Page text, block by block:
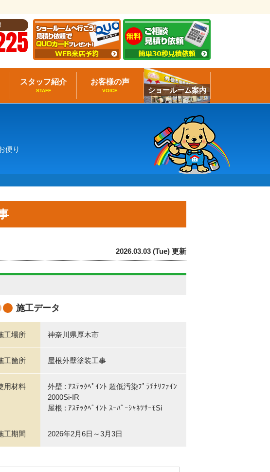
スタッフ紹介
STAFF
お客様の声
VOICE ショールーム案内
便り
2026.03.03 (Tue) 更新
施工データ
工場所 神奈川県厚木市
工箇所 屋根外壁塗装工事
用材料
外壁 : ｱｽﾃｯｸﾍﾟｲﾝﾄ 超低汚染ﾌﾟﾗﾁﾅﾘﾌｧｲﾝ
2000Si-IR
屋根 : ｱｽﾃｯｸﾍﾟｲﾝﾄ ｽｰﾊﾟｰｼｬﾈﾂｻｰﾓSi
工期間 2026年2月6日～3月3日